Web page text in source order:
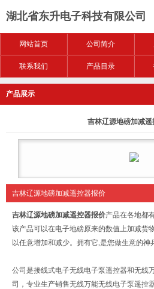
湖北省东升电子科技有限公司
网站首页 公司简介
联系我们 产品目录
产品展示
吉林辽源地磅加减遥
吉林辽源地磅加减遥控器报价
吉林辽源地磅加减遥控器报价产品在各地都
该产品可以在电子地磅原来的数值上加减货
以任意增加和减少。拥有它,是您做生意的神
公司是接线式电子无线电子泵遥控器和无线
司，专业生产销售无线万能无线电子泵遥控